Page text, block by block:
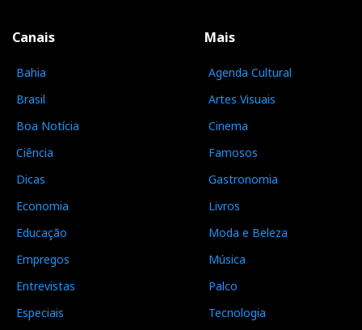
Canais
Bahia
Brasil
Boa Notícia
Ciência
Dicas
Economia
Educação
Empregos
Entrevistas
Especiais
Mais
Agenda Cultural
Artes Visuais
Cinema
Famosos
Gastronomia
Livros
Moda e Beleza
Música
Palco
Tecnologia